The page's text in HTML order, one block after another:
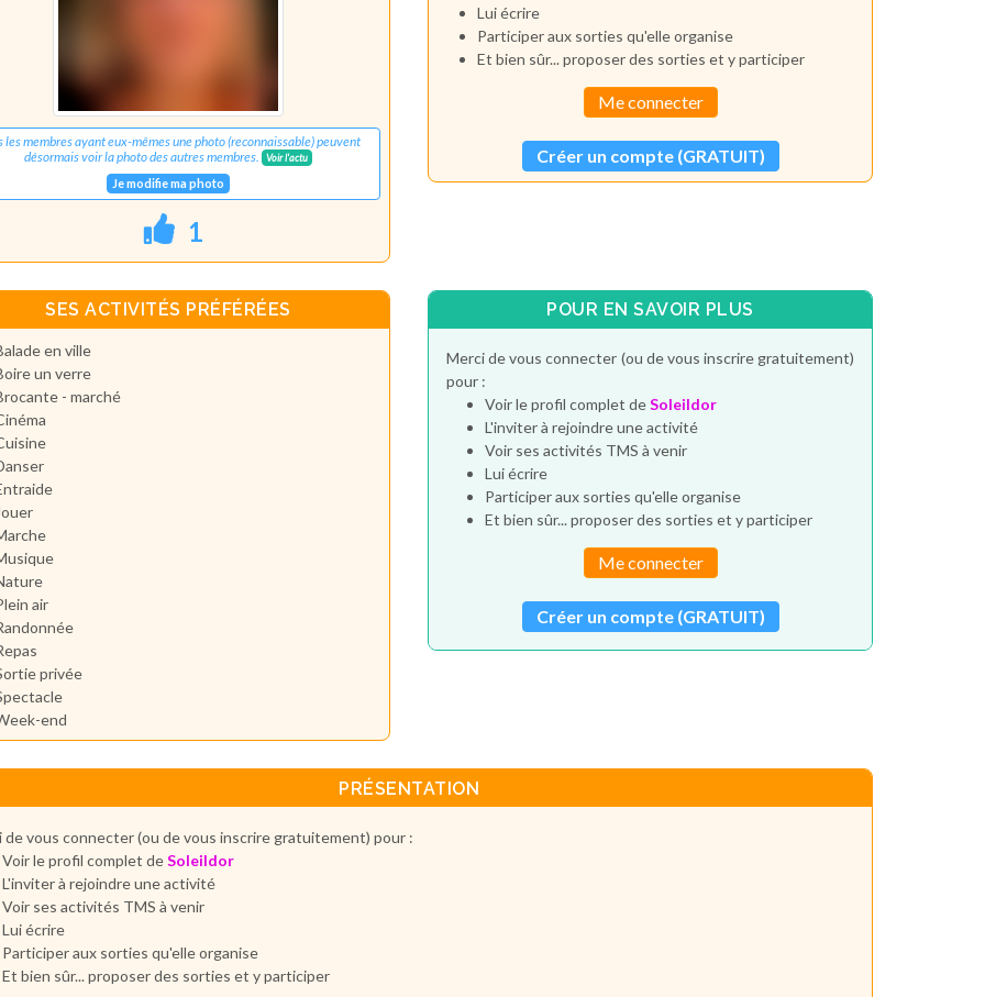
les membres ayant eux-mêmes une photo (reconnaissable) peuvent
désormais voir la photo des autres membres.
Voir l'actu
Je modifie ma photo
1
Lui écrire
Participer aux sorties qu'elle organise
Et bien sûr... proposer des sorties et y participer
Me connecter
Créer un compte (GRATUIT)
SES ACTIVITÉS PRÉFÉRÉES
en ville
un verre
- marché
air
privée
end
POUR EN SAVOIR PLUS
Merci de vous connecter (ou de vous inscrire gratuitement)
pour :
Voir le profil complet deSoleildor
L'inviter à rejoindre une activité
Voir ses activités TMS à venir
Lui écrire
Participer aux sorties qu'elle organise
Et bien sûr... proposer des sorties et y participer
Me connecter
Créer un compte (GRATUIT)
PRÉSENTATION
de vous connecter (ou de vous inscrire gratuitement) pour :
Voir le profil complet deSoleildor
L'inviter à rejoindre une activité
Voir ses activités TMS à venir
Lui écrire
Participer aux sorties qu'elle organise
Et bien sûr... proposer des sorties et y participer